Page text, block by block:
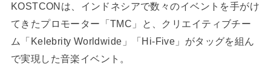
KOSTCONは、インドネシアで数々のイベントを手がけ
てきたプロモーター「TMC」と、クリエイティブチー
ム「Kelebrity Worldwide」「Hi-Five」がタッグを組ん
で実現した音楽イベント。